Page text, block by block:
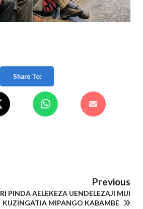
Share To:
Previous
PINDA AELEKEZA UENDELEZAJI MIJI
KUZINGATIA MIPANGO KABAMBE